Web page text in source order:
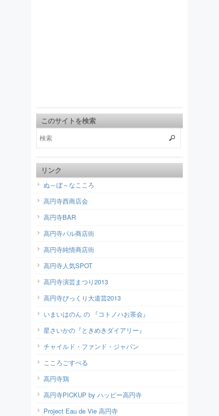
このサイトを検索
リンク
ぬ～ぼ～なこころ
高円寺西商店会
高円寺BAR
高円寺パル商店街
高円寺純情商店街
高円寺人気SPOT
高円寺演芸まつり2013
高円寺びっくり大道芸2013
いまいはのん の 『コトノハお茶会』
星さいかの『ときめきダイアリー』
チャイルド・ファンド・ジャパン
こころごすぺる
高円寺鶏
高円寺PICKUP by ハッピー高円寺
Project Eau de Vie 高円寺